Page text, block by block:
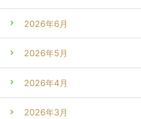
2026年6月
2026年5月
2026年4月
2026年3月